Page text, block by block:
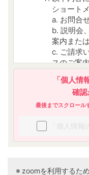
ショート
a. お問合
b. 説明会
案内また
c. ご請求
スのご案
いての広
参加者、
今後のサ
て、会員
本「個人
「個人情
確
最後までスクロール
「個人情
zoomを利用するた